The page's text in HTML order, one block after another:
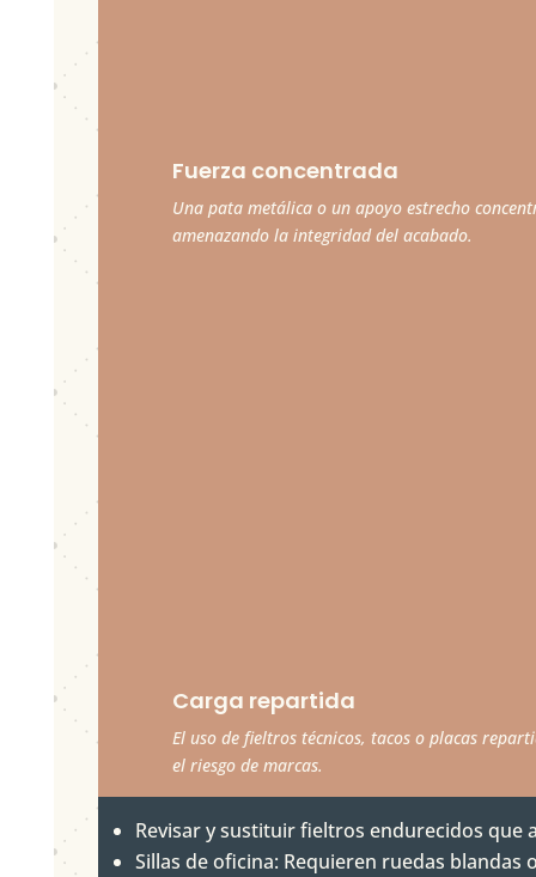
Fuerza concentrada
Una pata metálica o un apoyo estrecho
amenazando la integridad del acabado.
Carga repartida
El uso de fieltros técnicos, tacos o placas
el riesgo de marcas.
Revisar y sustituir fieltros endurecidos que
Sillas de oficina: Requieren ruedas blandas